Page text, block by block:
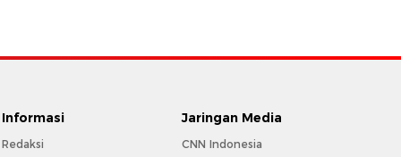
Informasi
Redaksi
Jaringan Media
CNN Indonesia